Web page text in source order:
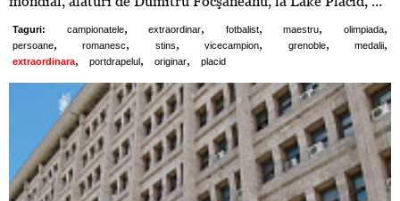
Taguri: campionatele, extraordinar, fotbalist, maestru, olimpiada,
persoane, romanesc, stins, vicecampion, grenoble, medalii,
extraordinara, portdrapelul , originar, placid